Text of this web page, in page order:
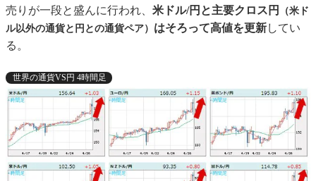
売りが一段と盛んに行われ、 米ドル/円と主要クロス円
（米ド
ル以外の通貨と円との通貨ペア） はそろって高値を更新してい
る。
世界の通貨VS円 4時間足